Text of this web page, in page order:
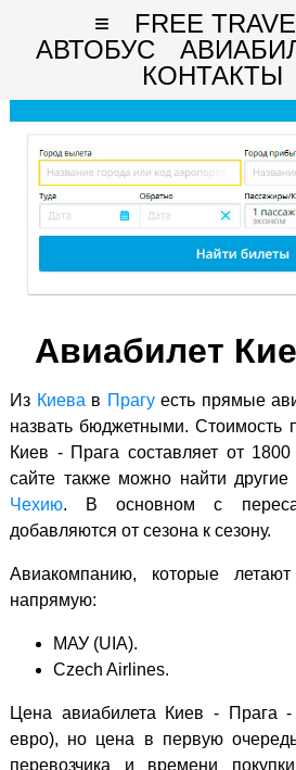
≡ FREE
АВТОБУС
КОНТАКТЫ
Авиабилет
Из Киева в Прагуесть прямые
назвать бюджетными. Стоимость
Киев - Прага составляет от
сайте также можно найти другие
Чехию. В основном с
добавляются от сезона к сезону.
Авиакомпанию, которые
напрямую:
МАУ (UIA).
Czech Airlines.
Цена авиабилета Киев - Прага
евро), но цена в первую
перевозчика и времени